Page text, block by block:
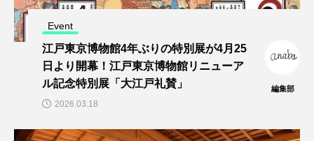
Event
江戸東京博物館4年ぶりの特別展が4月25
日より開幕！江戸東京博物館リニューア
ル記念特別展「大江戸礼賛」
編集部
2026.03.18